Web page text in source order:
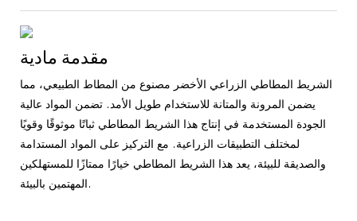
مقدمة مادية
الشريط المطاطي الزراعي الأخضر مصنوع من المطاط الطبيعي، مما
يضمن المرونة والمتانة للاستخدام طويل الأمد. تضمن المواد عالية
الجودة المستخدمة في إنتاج هذا الشريط المطاطي ثباتًا موثوقًا وقويًا
لمختلف التطبيقات الزراعية. مع التركيز على المواد المستدامة
والصديقة للبيئة، يعد هذا الشريط المطاطي خيارًا ممتازًا للمستهلكين
المهتمين بالبيئة.